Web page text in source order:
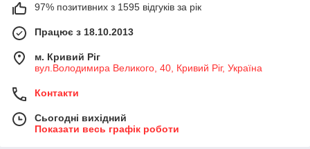
97% позитивних з 1595 відгуків за рік
Працює з 18.10.2013
м. Кривий Ріг
вул.Володимира Великого, 40, Кривий Ріг, Україна
Контакти
Сьогодні вихідний
Показати весь графік роботи